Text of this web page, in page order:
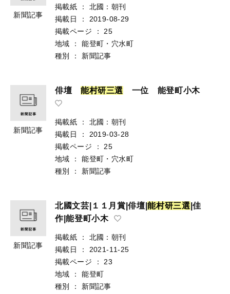
新聞記事
掲載紙 ：
北國：朝刊
掲載日
：
2019-08-29
掲載ページ
：
25
地域
：
能登町・穴水町
種別
： 新聞記事
新聞記事
俳壇 能村研三選 一位 能登町小木
掲載紙 ：
北國：朝刊
掲載日
：
2019-03-28
掲載ページ
：
25
地域
：
能登町・穴水町
種別
： 新聞記事
新聞記事
北國文芸|１１月賞|俳壇|能村研三選 |佳
作|能登町小木
掲載紙 ：
北國：朝刊
掲載日
：
2021-11-25
掲載ページ
：
23
地域
：
能登町
種別
： 新聞記事